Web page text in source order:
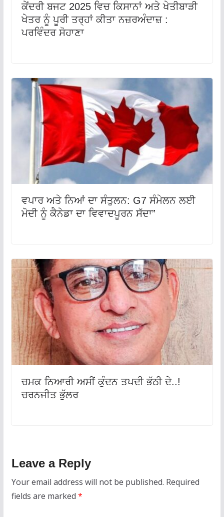
ਕੇਂਦਰੀ ਬਜਟ 2025 ਵਿਚ ਕਿਸਾਨਾਂ ਅਤੇ ਖੇਤੀਬਾੜੀ
ਖੇਤਰ ਨੂੰ ਪੂਰੀ ਤਰ੍ਹਾਂ ਕੀਤਾ ਨਜ਼ਰਅੰਦਾਜ਼ :
ਪਰਵਿੰਦਰ ਸੋਹਾਣਾ
ਵਪਾਰ ਅਤੇ ਨਿਆਂ ਦਾ ਸੰਤੁਲਨ: G7 ਸੰਮੇਲਨ ਲਈ
ਮੋਦੀ ਨੂੰ ਕੈਨੇਡਾ ਦਾ ਵਿਵਾਦਪੂਰਨ ਸੱਦਾ”
ਚਮਕ ਨਿਆਰੀ ਅਸੀਂ ਕੁੰਦਨ ਤਪਦੀ ਭੱਠੀ ਦੇ..!
ਚਰਨਜੀਤ ਭੁੱਲਰ
Leave a Reply
Your email address will not be published. Required
fields are marked *